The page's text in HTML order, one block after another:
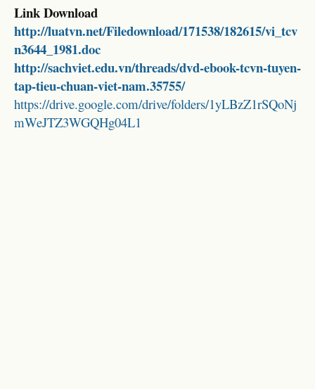
Link Download
http://luatvn.net/Filedownload/171538/182615/vi_tcv
n3644_1981.doc
http://sachviet.edu.vn/threads/dvd-ebook-tcvn-tuyen-
tap-tieu-chuan-viet-nam.35755/
https://drive.google.com/drive/folders/1yLBzZ1rSQoNj
mWeJTZ3WGQHg04L1